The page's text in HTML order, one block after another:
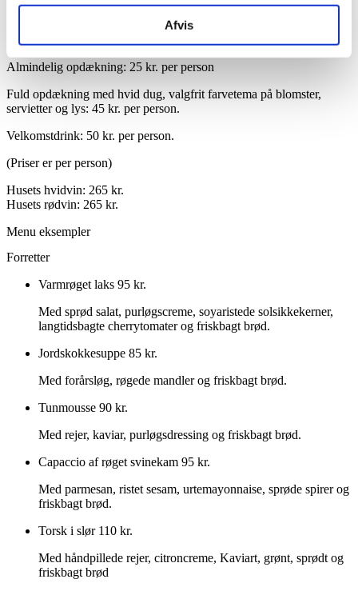
Afvis
Hvis der er børn, der skal have børneportion, skal vi have det at vide
på forhånd. Det er halv pris.
Almindelig opdækning: 25 kr. per person
Fuld opdækning med hvid dug, valgfrit farvetema på blomster,
servietter og lys: 45 kr. per person.
Velkomstdrink: 50 kr. per person.
(Priser er per person)
Husets hvidvin: 265 kr.
Husets rødvin: 265 kr.
Menu eksempler
Forretter
Varmrøget laks 95 kr.
Med sprød salat, purløgscreme, soyaristede solsikkekerner,
langtidsbagte cherrytomater og friskbagt brød.
Jordskokkesuppe 85 kr.
Med forårsløg, røgede mandler og friskbagt brød.
Tunmousse 90 kr.
Med rejer, kaviar, purløgsdressing og friskbagt brød.
Capaccio af røget svinekam 95 kr.
Med parmesan, ristet sesam, urtemayonnaise, sprøde spirer og
friskbagt brød.
Torsk i slør 110 kr.
Med håndpillede rejer, citroncreme, Kaviart, grønt, sprødt og
friskbagt brød